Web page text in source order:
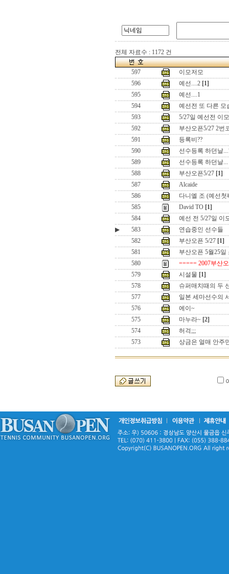
전체 자료수 : 1172 건
597
이모저모
596
예선....2 [1]
595
예선....1
594
예선전 또 다른 모
593
5/27일 예선전 이
592
부산오픈5/27 2번
591
등록비??
590
선수등록 하던날
589
선수등록 하던날...
588
부산오픈5/27 [1]
587
Alcaide
586
다니엘 조 (예선첫
585
David TO [1]
584
예선 전 5/27일 이
▶
583
연습중인 선수들
582
부산오픈 5/27 [1]
581
부산오픈 5월25일
580
===== 2007부산
579
시설물 [1]
578
슈퍼매치때의 두
577
일본 세마선수의
576
에이~
575
마누라~ [2]
574
허걱;;;
573
상금은 얼매 안주